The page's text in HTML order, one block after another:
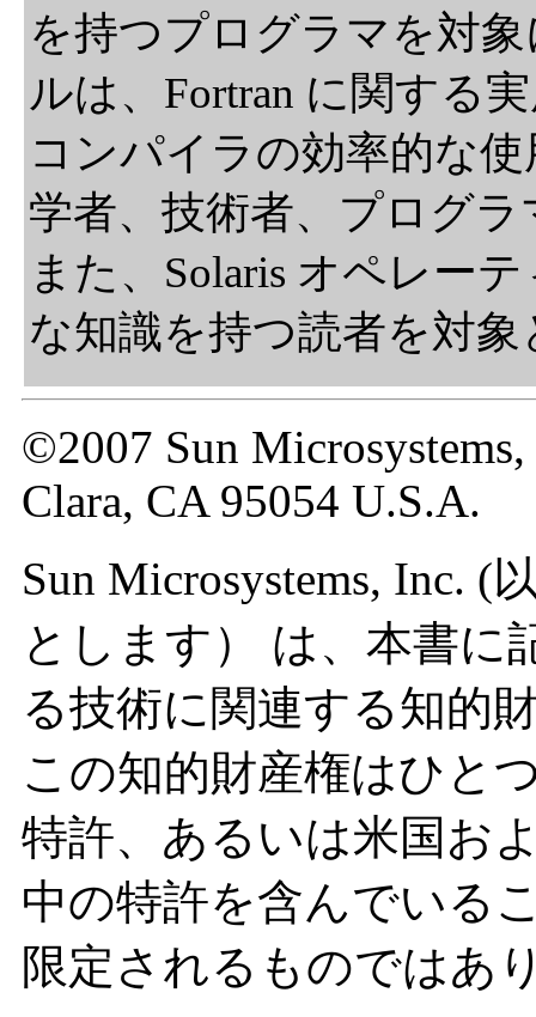
を持つプログラマを対
ルは、Fortran に関する
コンパイラの効率的な
学者、技術者、プログ
また、Solaris オペレー
な知識を持つ読者を対
©2007 Sun
Clara, CA 95054 U.S.A.
Sun Microsystems, Inc. (
とします） は、本書に
る技術に関連する知的
この知的財産権はひと
特許、あるいは米国お
中の特許を含んでいる
限定されるものではあ